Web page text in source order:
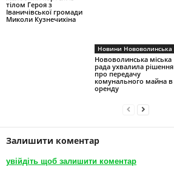
тілом Героя з
Іваничівської громади
Миколи Кузнечихіна
Новини Нововолинська
Нововолинська міська
рада ухвалила рішення
про передачу
комунального майна в
оренду
Залишити коментар
увійдіть щоб залишити коментар